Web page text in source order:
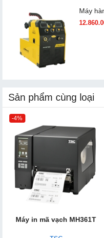
Máy
Sản phẩm cùng loại
-4%
Máy in mã vạch MH361T